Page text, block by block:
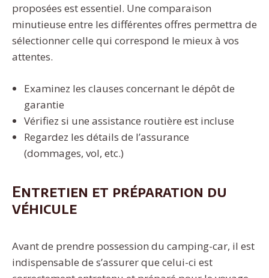
proposées est essentiel. Une comparaison
minutieuse entre les différentes offres permettra de
sélectionner celle qui correspond le mieux à vos
attentes.
Examinez les clauses concernant le dépôt de
garantie
Vérifiez si une assistance routière est incluse
Regardez les détails de l’assurance
(dommages, vol, etc.)
Entretien et préparation du
véhicule
Avant de prendre possession du camping-car, il est
indispensable de s’assurer que celui-ci est